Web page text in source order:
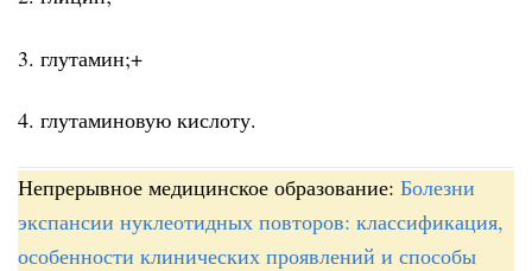
3. глутамин;+
4. глутаминовую кислоту.
Непрерывное медицинское образование: Болезни
экспансии нуклеотидных повторов: классификация,
особенности клинических проявлений и способы